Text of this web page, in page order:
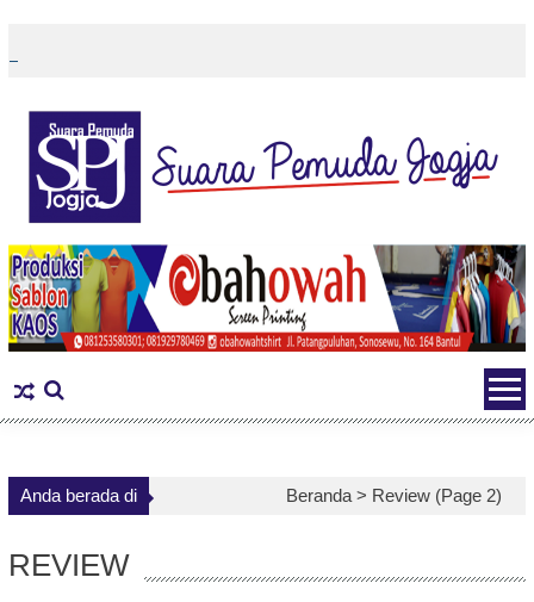
content
Anda berada di Beranda > Review (Page 2)
REVIEW